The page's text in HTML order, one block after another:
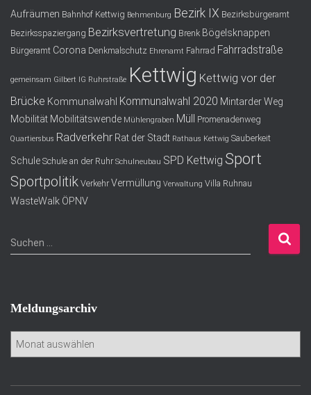
Aufräumen Bahnhof Kettwig Behmenburg Bezirk IX Bezirksbürgeramt
Bezirksspaziergang Bezirksvertretung Brenk Bögelsknappen
Bürgeramt Corona Denkmalschutz Ehrenamt Fahrrad Fahrradstraße
gemeinsam Gilbert IG Ruhrstraße Kettwig Kettwig vor der
Brücke Kommunalwahl Kommunalwahl 2020 Mintarder Weg
Mobilität Mobilitätswende Mühlengraben Müll Promenadenweg
Quartiersbus Radverkehr Rat der Stadt Rathaus Kettwig Sauberkeit
Schule Schule an der Ruhr Schulneubau SPD Kettwig Sport
Sportpolitik Verkehr Vermüllung Verwaltung Villa Ruhnau
WasteWalk ÖPNV
S
u
n
n
c
Suchen …
Meldungsarchiv
M
d